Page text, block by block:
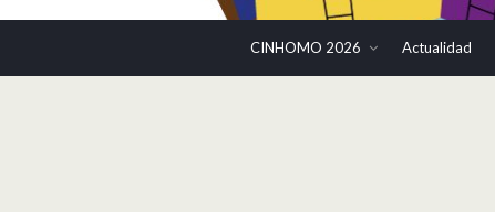
CINHOMO 2026 Actualidad